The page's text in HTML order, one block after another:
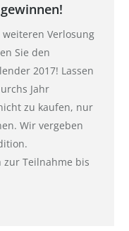
Verlosung
Sie den
2017! Lassen
Jahr
zu kaufen, nur
Wir vergeben
zur Teilnahme bis